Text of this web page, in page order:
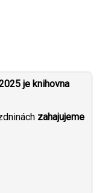
je knihovna
zahajujeme